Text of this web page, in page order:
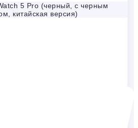
5 Pro (черный, с черным
китайская версия)